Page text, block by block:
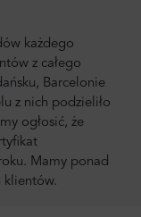
każdego
z całego
Barcelonie
z nich podzieliło
ogłosić, że
Mamy ponad
klientów.